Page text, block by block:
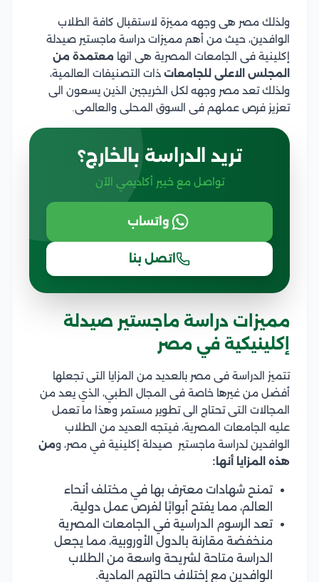
ولذلك مصر هى وجهه مميزة لاستقبال كافة الطلاب
الوافدين، حيث من أهم مميزات دراسة ماجستير صيدلة
إكلينية فى الجامعات المصرية هى انها معتمدة من
المجلس الاعلى للجامعات ذات التصنيفات العالمية،
ولذلك تعد مصر وجهه لكل الخريجين الذين يسعون الى
تعزيز فرص عملهم فى السوق المحلى والعالمى.
تريد الدراسة بالخارج؟
تواصل مع خبير أكاديمي الآن
واتساب
اتصل بنا
مميزات دراسة ماجستير صيدلة
إكلينيكية في مصر
تتميز الدراسة فى مصر بالعديد من المزايا التى تجعلها
أفضل من غيرها خاصة فى المجال الطبي، الذي يعد من
المجالات التى تحتاج الى تطوير مستمر وهذا ما تعمل
عليه الجامعات المصرية، فيتجه العديد من الطلاب
الوافدين لدراسة ماجستير صيدلة إكلينية في مصر، ومن
هذه المزايا أنها:
تمنح شهادات معترف بها في مختلف أنحاء
العالم، مما يفتح أبوابًا لفرص عمل دولية.
تعد الرسوم الدراسية في الجامعات المصرية
منخفضة مقارنة بالدول الأوروبية، مما يجعل
الدراسة متاحة لشريحة واسعة من الطلاب
الوافدين مع إختلاف حالتهم المادية.